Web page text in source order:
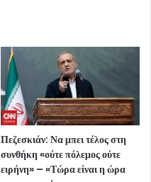
Πεζεσκιάν: Να μπει τέλος στη
συνθήκη «ούτε πόλεμος ούτε
ειρήνη» – «Τώρα είναι η ώρα